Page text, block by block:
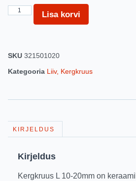
Lisa korvi
SKU 321501020
Kategooria Liiv, Kergkruus
KIRJELDUS
Kirjeldus
Kergkruus L 10-20mm on